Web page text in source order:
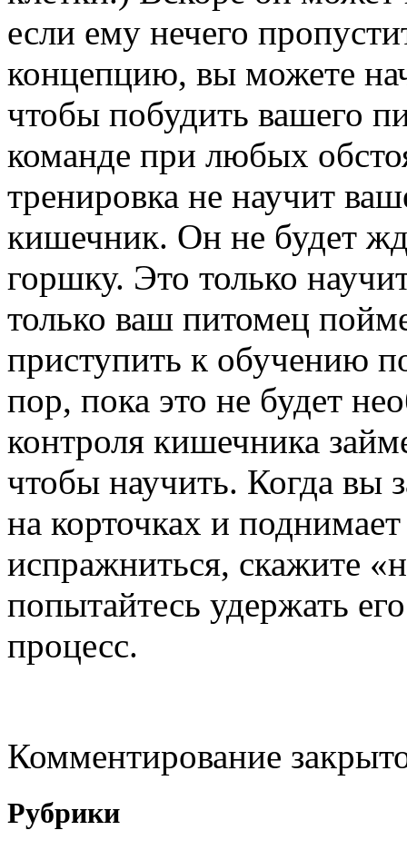
если ему нечего
концепцию, вы можете
чтобы побудить вашего
команде при любых
тренировка не научит
кишечник. Он не будет
горшку. Это только
только ваш питомец
приступить к обучению
пор, пока это не будет
контроля кишечника
чтобы научить. Когда вы
на корточках и
испражниться, скажите
попытайтесь удержать
процесс.
Комментирование
Рубрики